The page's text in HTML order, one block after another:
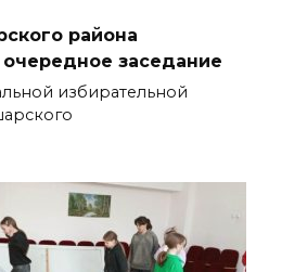
района
заседание
избирательной